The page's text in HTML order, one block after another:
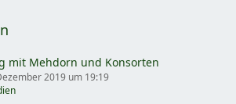
mit Mehdorn und Konsorten
2019 um 19:19